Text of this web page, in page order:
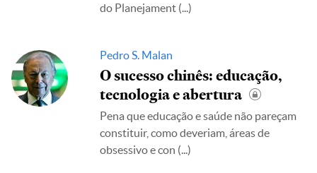
do Planejament (...)
Pedro S. Malan
O sucesso chinês: educação,
tecnologia e abertura
Pena que educação e saúde não pareçam
constituir, como deveriam, áreas de
obsessivo e con (...)